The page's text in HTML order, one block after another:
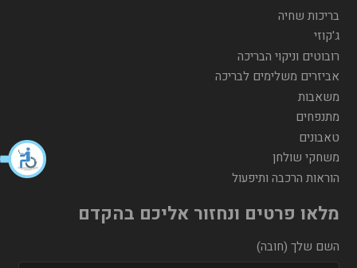
בריכות שחיה
ג'קוזי
רובוטים וניקוי הבריכה
אביזרים משלימים לבריכה
משאבות
מתנפחים
טאבונים
משחקי שולחן
הוראות הרכבה ותיפעול
מלאו פרטים ונחזור אליכם בהקדם
השם שלך (חובה)